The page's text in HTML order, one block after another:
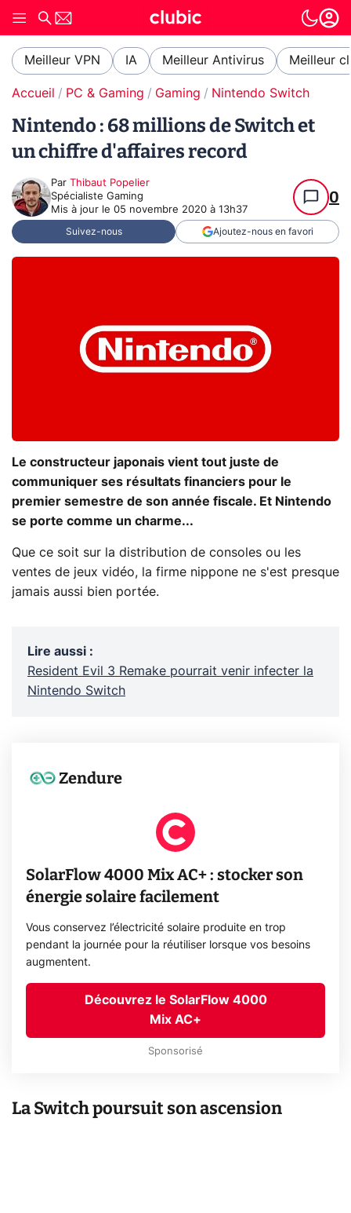
Meilleur VPN IA Meilleur Antivirus Meilleur
Accueil PC & Gaming Gaming Nintendo Switch
Nintendo : 68 millions de Switch et
un chiffre d'affaires record
Par Thibaut Popelier
Spécialiste Gaming
Mis à jour le 05 novembre 2020 à 13h37
0
Suivez-nous Ajoutez-nous en favori
Le constructeur japonais vient tout juste de
communiquer ses résultats financiers pour le
premier semestre de son année fiscale. Et Nintendo
se porte comme un charme...
Que ce soit sur la distribution de consoles ou les
ventes de jeux vidéo, la firme nippone ne s'est presque
jamais aussi bien portée.
Lire aussi :
Resident Evil 3 Remake pourrait venir infecter la
Nintendo Switch
Zendure
SolarFlow 4000 Mix AC+ : stocker son
énergie solaire facilement
Vous conservez l’électricité solaire produite en trop
pendant la journée pour la réutiliser lorsque vos besoins
augmentent.
Découvrez le SolarFlow 4000
Mix AC+
Sponsorisé
La Switch poursuit son ascension